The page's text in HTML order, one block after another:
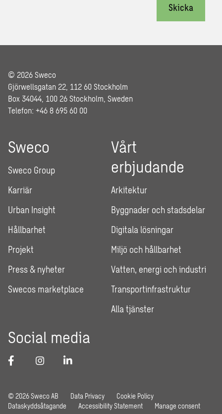
Skicka
© 2026 Sweco
Gjörwellsgatan 22, 112 60 Stockholm
Box 34044, 100 26 Stockholm, Sweden
Telefon: +46 8 695 60 00
Sweco
Sweco Group
Karriär
Urban Insight
Hållbarhet
Projekt
Press & nyheter
Swecos marketplace
Vårt
erbjudande
Arkitektur
Byggnader och stadsdelar
Digitala lösningar
Miljö och hållbarhet
Vatten, energi och industri
Transportinfrastruktur
Alla tjänster
Social media
© 2026 Sweco AB Data Privacy
Cookie Policy
Dataskyddsåtagande
Accessibility Statement Manage consent